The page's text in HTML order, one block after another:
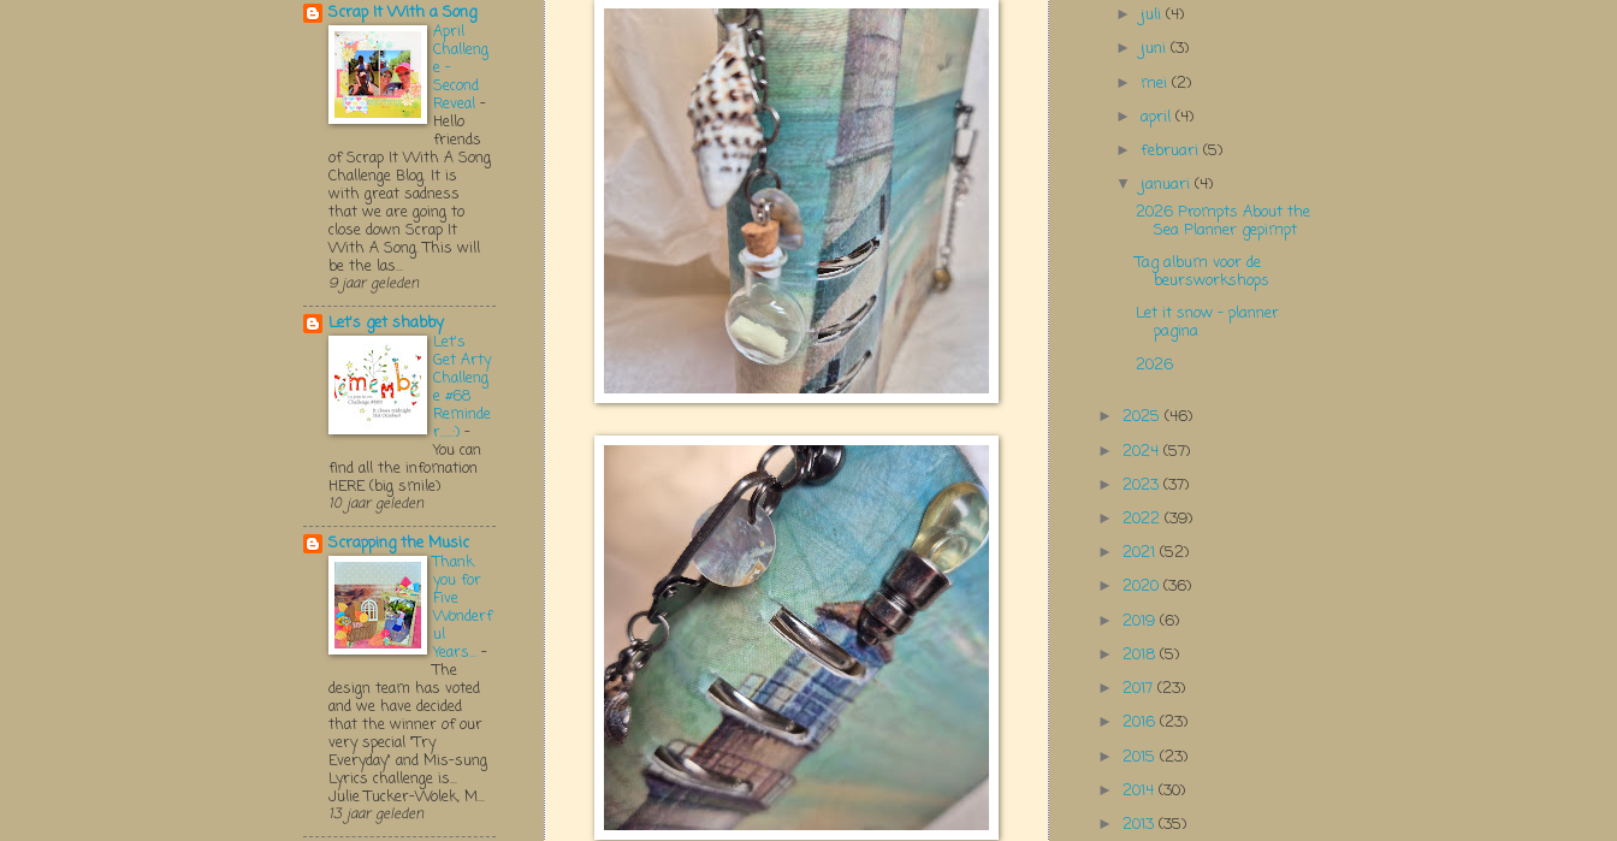
Scrap It With a Song
April
Challeng
e -
Second
Reveal -
Hello
friends
of Scrap It With A Song
Challenge Blog. It is
with great sadness
that we are going to
close down Scrap It
With A Song. This will
be the las...
9 jaar geleden
Let's get shabby
Let's
Get Arty
Challeng
e #68
Reminde
r.....:) -
You can
find all the infomation
HERE (big smile)
10 jaar geleden
Scrapping the Music
Thank
you for
Five
Wonderf
ul
Years... -
The
design team has voted
and we have decided
that the winner of our
very special "Try
Everyday" and Mis-sung
Lyrics challenge is...
Julie Tucker-Wolek, M...
13 jaar geleden
► juli(4)
► juni(3)
► mei(2)
►april(4)
►februari(5)
▼ januari(4)
2026 Prompts About the
Sea Planner gepimpt
Tag album voor de
beursworkshops
Let it snow - planner
pagina
2026
► 2025 (46)
► 2024 (57)
► 2023 (37)
► 2022 (39)
► 2021 (52)
► 2020 (36)
► 2019 (6)
► 2018 (5)
► 2017 (23)
► 2016 (23)
► 2015 (23)
► 2014 (30)
► 2013 (35)